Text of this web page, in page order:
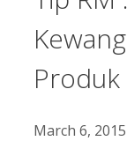
Produk
March 6, 2015